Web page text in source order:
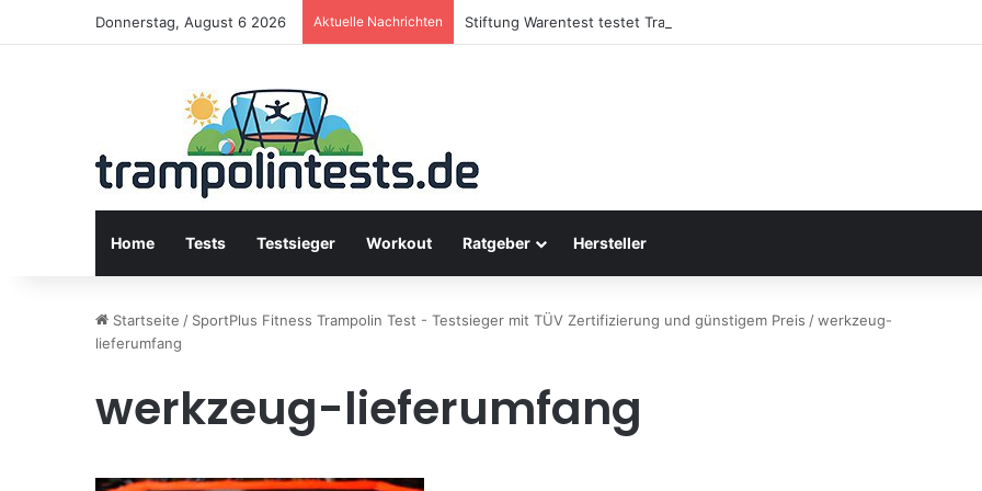
Donnerstag, August 6 2026 Aktuelle Nachrichten Stiftung Warentest testet Trampoline (05/25): Das sind die besten
Home Tests Testsieger Workout Ratgeber Hersteller
Startseite / SportPlus Fitness Trampolin Test - Testsieger mit TÜV Zertifizierung und günstigem Preis /werkzeug-
lieferumfang
werkzeug-lieferumfang